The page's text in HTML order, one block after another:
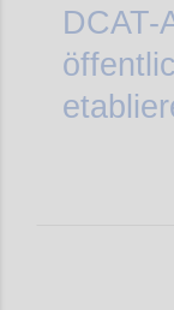
DCAT-